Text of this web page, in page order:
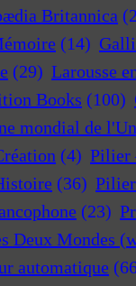
Britannica
(14)
(29) Larousse
Books (100)
mondial de
(4) Pilier
(36)
(23)
Deux Mondes
automatique